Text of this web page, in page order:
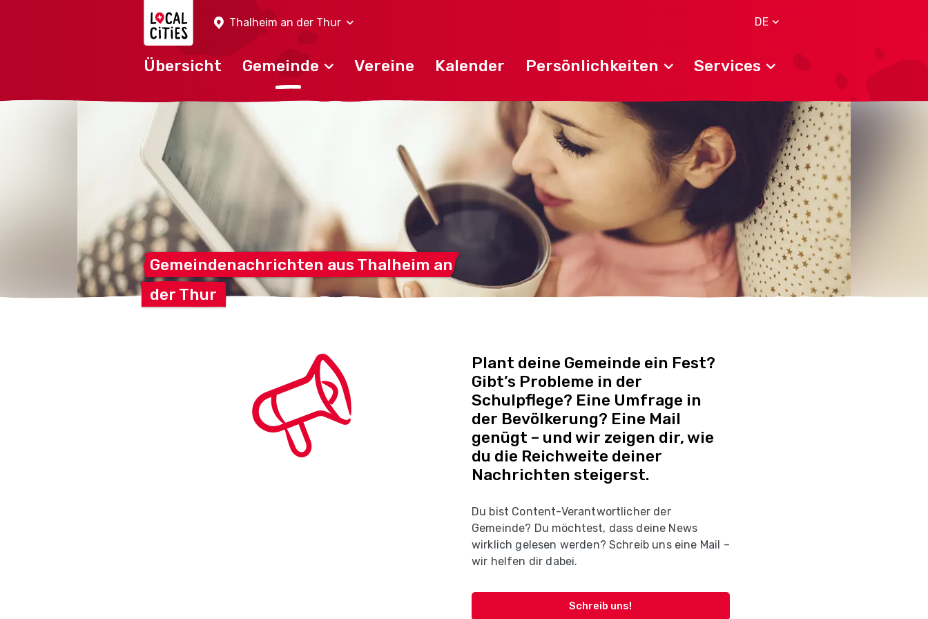
Thalheim an der Thur
DE
Übersicht Gemeinde Vereine Kalender Persönlichkeiten Services
Gemeindenachrichten aus Thalheim an
der Thur
Plant deine Gemeinde ein Fest?
Gibt’s Probleme in der
Schulpflege? Eine Umfrage in
der Bevölkerung? Eine Mail
genügt – und wir zeigen dir, wie
du die Reichweite deiner
Nachrichten steigerst.
Du bist Content-Verantwortlicher der
Gemeinde? Du möchtest, dass deine News
wirklich gelesen werden? Schreib uns eine Mail –
wir helfen dir dabei.
Schreib uns!